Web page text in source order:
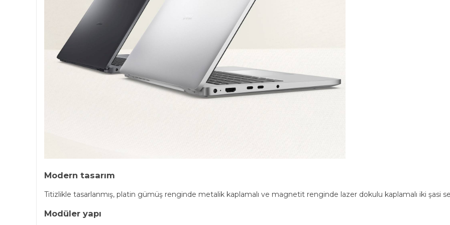
Modern tasarım
Titizlikle tasarlanmış, platin gümüş renginde metalik kaplamalı ve magnetit renginde lazer dokulu kaplamalı iki şasi
Modüler yapı